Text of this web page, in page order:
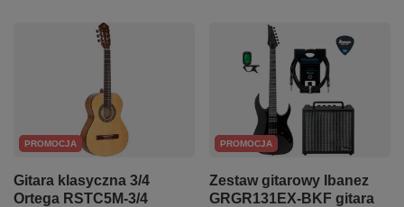
PROMOCJA
Gitara klasyczna 3/4
Ortega RSTC5M-3/4
PROMOCJA
Zestaw gitarowy Ibanez
GRGR131EX-BKF gitara